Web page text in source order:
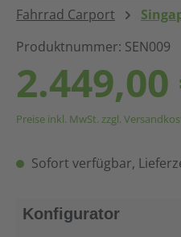
Fahrrad Carport
Produktnummer: SEN009
2.449,00
Preise inkl. MwSt. zzgl.
Sofort verfügbar,
Konfigurator